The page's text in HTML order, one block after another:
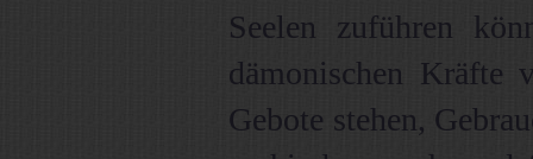
Seelen zuführen
dämonischen
Gebote stehen,